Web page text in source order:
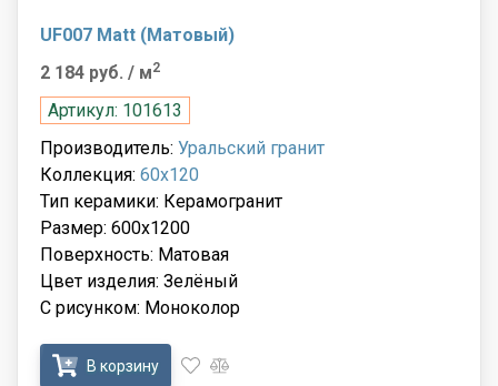
UF007 Matt (Матовый)
2 184 руб. / м2
Артикул: 101613
Производитель: Уральский гранит
Коллекция: 60x120
Тип керамики: Керамогранит
Размер: 600x1200
Поверхность: Матовая
Цвет изделия: Зелёный
С рисунком: Моноколор
В корзину